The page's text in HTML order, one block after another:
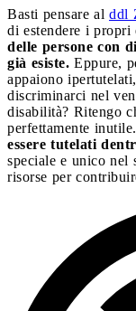
Basti pensare al ddl
di estendere i propri
delle persone con
già esiste. Eppure,
appaiono
discriminarci nel
disabilità? Ritengo
perfettamente inutile.
essere tutelati
speciale e unico nel
risorse per